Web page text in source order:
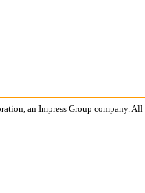
an Impress Group company. All